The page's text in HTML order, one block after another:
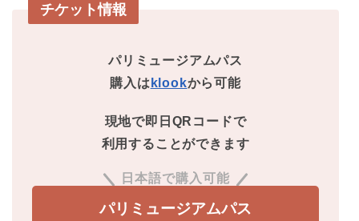
チケット情報
パリミュージアムパス
購入は klookから可能
現地で即日QRコードで
利用することができます
日本語で購入可能
パリミュージアムパス